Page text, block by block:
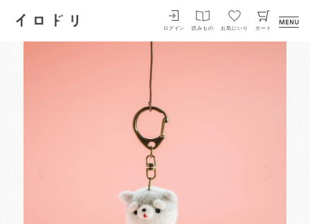
イロドリ
ログイン 読みもの お気にいり カート